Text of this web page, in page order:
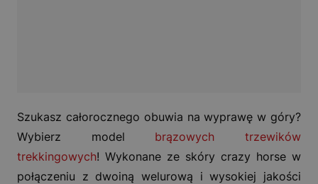
Szukasz całorocznego obuwia na wyprawę w góry?
Wybierz model brązowych trzewików
trekkingowych! Wykonane ze skóry crazy horse w
połączeniu z dwoiną welurową i wysokiej jakości